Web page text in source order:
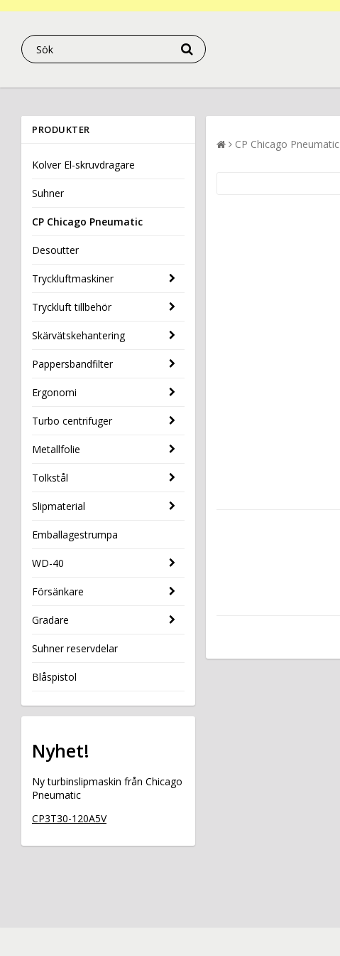
PRODUKTER
Kolver El-skruvdragare
Suhner
CP Chicago Pneumatic
Desoutter
Tryckluftmaskiner
Tryckluft tillbehör
Skärvätskehantering
Pappersbandfilter
Ergonomi
Turbo centrifuger
Metallfolie
Tolkstål
Slipmaterial
Emballagestrumpa
WD-40
Försänkare
Gradare
Suhner reservdelar
Blåspistol
Nyhet!
Ny turbinslipmaskin från Chicago
Pneumatic
CP3T30-120A5V
CP Chicago Pneumatic